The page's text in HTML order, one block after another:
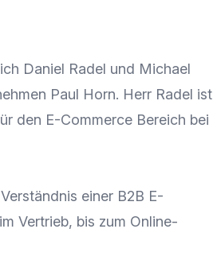
Daniel Radel und Michael
Paul Horn. Herr Radel ist
den E-Commerce Bereich bei
einer B2B E-
Vertrieb, bis zum Online-